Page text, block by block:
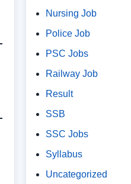
Nursing Job
Police Job
PSC Jobs
Railway Job
Result
SSB
SSC Jobs
Syllabus
Uncategorized